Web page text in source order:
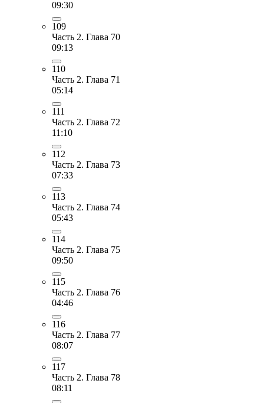
09:30
109
Часть 2. Глава 70
09:13
110
Часть 2. Глава 71
05:14
111
Часть 2. Глава 72
11:10
112
Часть 2. Глава 73
07:33
113
Часть 2. Глава 74
05:43
114
Часть 2. Глава 75
09:50
115
Часть 2. Глава 76
04:46
116
Часть 2. Глава 77
08:07
117
Часть 2. Глава 78
08:11